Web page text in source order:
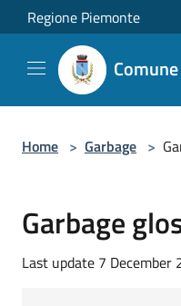
Salta al contenuto principale
Regione Piemonte
Home > Garbage >
Garbage
Last update 7 December